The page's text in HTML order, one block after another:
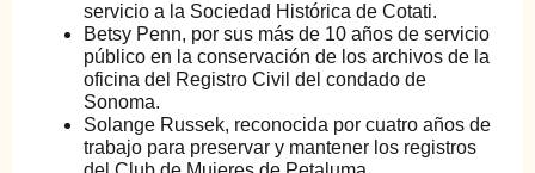
servicio a la Sociedad Histórica de Cotati.
Betsy Penn, por sus más de 10 años de servicio
público en la conservación de los archivos de la
oficina del Registro Civil del condado de
Sonoma.
Solange Russek, reconocida por cuatro años de
trabajo para preservar y mantener los registros